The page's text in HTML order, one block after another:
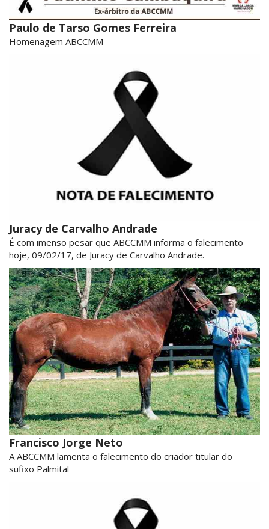
Paulo de Tarso Gomes Ferreira
Homenagem ABCCMM
Juracy de Carvalho Andrade
É com imenso pesar que ABCCMM informa o falecimento
hoje, 09/02/17, de Juracy de Carvalho Andrade.
Francisco Jorge Neto
A ABCCMM lamenta o falecimento do criador titular do
sufixo Palmital